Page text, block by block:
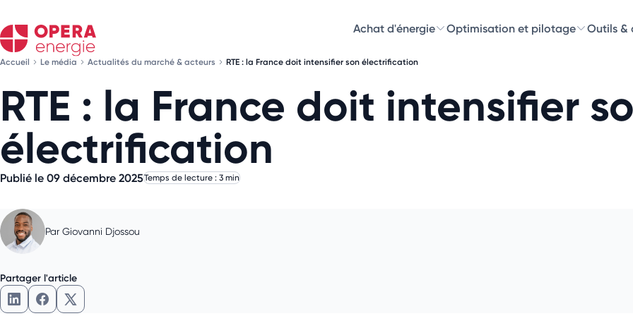
Achat d'énergie Optimisation et pilotage Outils &
Accueil Le média Actualités du marché & acteurs RTE : la France doit intensifier son électrification
RTE : la France doit intensifier
électrification
Publié le 09 décembre 2025Temps de lecture : 3 min
Par Giovanni Djossou
Partager l'article
Choisissez les